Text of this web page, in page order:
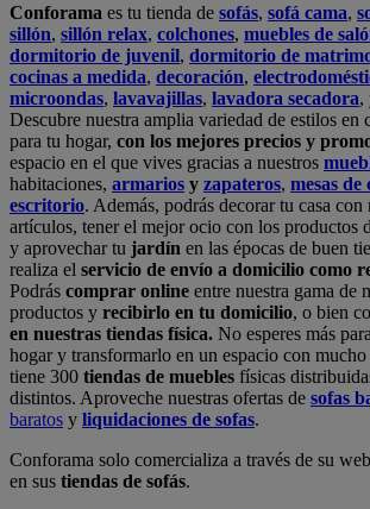
Conforama es tu tienda de sofás, sofá cama,
sillón, sillón relax, colchones, muebles de
dormitorio de juvenil, dormitorio de
cocinas a medida, decoración,
microondas, lavavajillas, lavadora secadora,
Descubre nuestra amplia variedad de estilos en
para tu hogar, con los mejores precios y
espacio en el que vives gracias a nuestros
habitaciones, armarios y zapateros, mesas de
escritorio. Además, podrás decorar tu casa
artículos, tener el mejor ocio con los productos
y aprovechar tu jardín en las épocas de buen
realiza el servicio de envío a domicilio como
Podrás comprar online entre nuestra gama de
productos y recibirlo en tu domicilio, o bien
en nuestras tiendas física. No esperes más
hogar y transformarlo en un espacio con
tiene 300 tiendas de muebles físicas
distintos. Aproveche nuestras ofertas de sofas
baratos y liquidaciones de sofas.
Conforama solo comercializa a través de su
en sus tiendas de sofás.